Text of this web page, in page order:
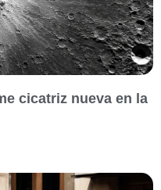
cicatriz nueva en la